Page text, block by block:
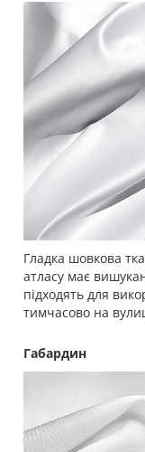
Гладка шовкова
атласу має
підходять для
тимчасово на
Габардин